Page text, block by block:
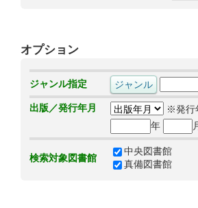
オプション
ジャンル指定
出版／発行年月
※発行
年
検索対象図書館
中央図書館
真備図書館